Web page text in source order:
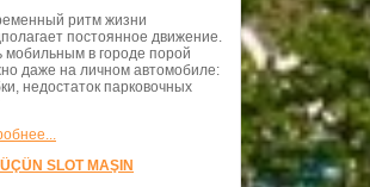
ритм жизни
постоянное движение.
мобильным в городе порой
даже на личном автомобиле:
недостаток парковочных
SLOT MAŞIN